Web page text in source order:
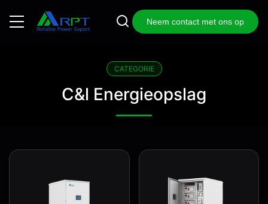
Neem contact met ons op
CATEGORIE
C&l Energieopslag